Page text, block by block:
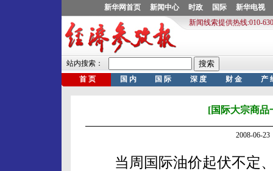
[国际大宗商品
2008-06-
当周国际油价起伏不定、